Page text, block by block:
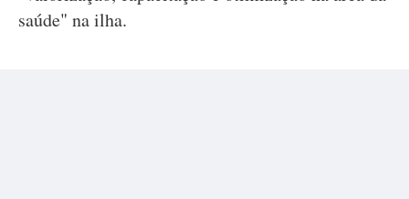
saúde" na ilha.